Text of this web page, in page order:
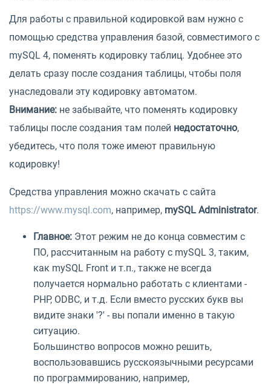
Для работы с правильной кодировкой вам нужно с
помощью средства управления базой, совместимого с
mySQL 4, поменять кодировку таблиц. Удобнее это
делать сразу после создания таблицы, чтобы поля
унаследовали эту кодировку автоматом.
Внимание: не забывайте, что поменять кодировку
таблицы после создания там полей недостаточно,
убедитесь, что поля тоже имеют правильную
кодировку!
Средства управления можно скачать с сайта
https://www.mysql.com, например, mySQL Administrator.
Главное: Этот режим не до конца совместим с
ПО, рассчитанным на работу с mySQL 3, таким,
как mySQL Front и т.п., также не всегда
получается нормально работать с клиентами -
PHP, ODBC, и т.д. Если вместо русских букв вы
видите знаки '?' - вы попали именно в такую
ситуацию.
Большинство вопросов можно решить,
воспользовавшись русскоязычными ресурсами
по программированию, например,